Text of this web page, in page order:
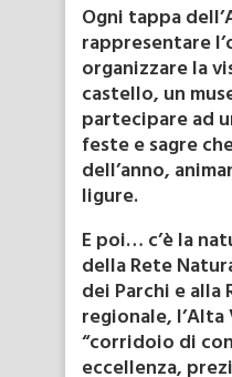
Ogni tappa
rappresentare
organizzare la
castello, un
partecipare ad
feste e sagre
dell’anno,
ligure.
E poi… c’è la
della Rete
dei Parchi e alla
regionale,
“corridoio di
eccellenza,